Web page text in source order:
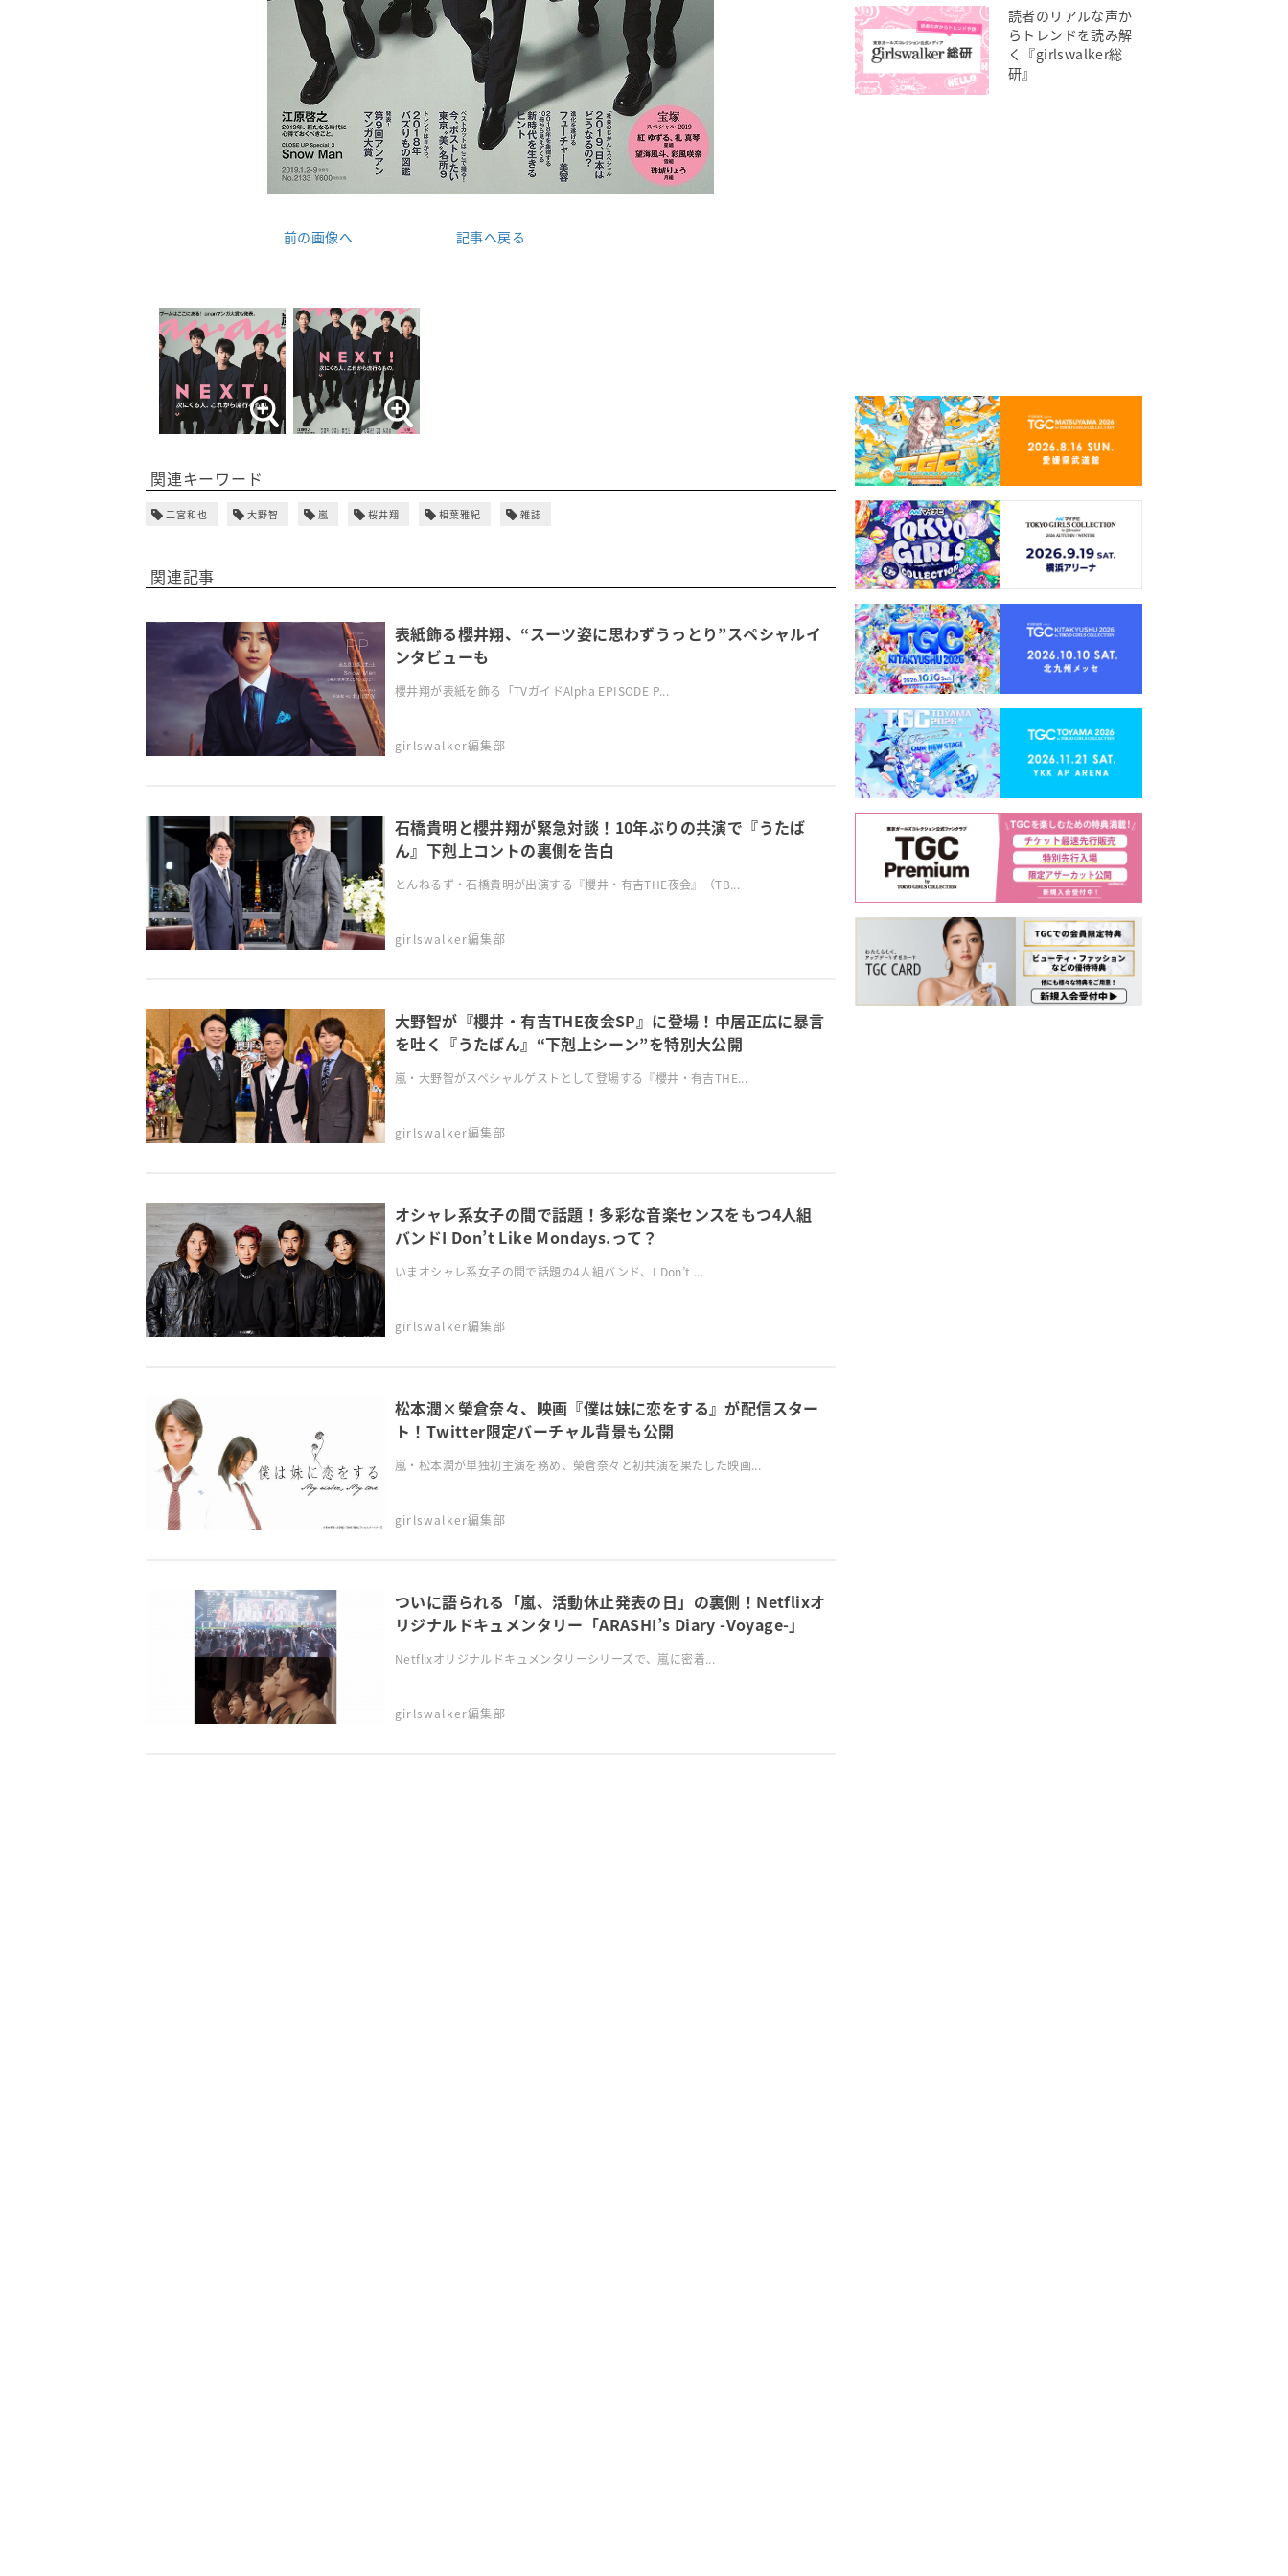
前の画像へ 記事へ戻る
関連キーワード
二宮和也 大野智 嵐 桜井翔 相葉雅紀 雑誌
関連記事
表紙飾る櫻井翔、“スーツ姿に思わずうっとり”スペシャルイ
ンタビューも
櫻井翔が表紙を飾る「TVガイドAlpha EPISODE P...
girlswalker編集部
石橋貴明と櫻井翔が緊急対談！10年ぶりの共演で『うたば
ん』下剋上コントの裏側を告白
とんねるず・石橋貴明が出演する『櫻井・有吉THE夜会』（TB...
girlswalker編集部
大野智が『櫻井・有吉THE夜会SP』に登場！中居正広に暴言
を吐く『うたばん』“下剋上シーン”を特別大公開
嵐・大野智がスペシャルゲストとして登場する『櫻井・有吉THE...
girlswalker編集部
オシャレ系女子の間で話題！多彩な音楽センスをもつ4人組
バンドI Don’t Like Mondays.って？
いまオシャレ系女子の間で話題の4人組バンド、I Don’t ...
girlswalker編集部
松本潤×榮倉奈々、映画『僕は妹に恋をする』が配信スター
ト！Twitter限定バーチャル背景も公開
嵐・松本潤が単独初主演を務め、榮倉奈々と初共演を果たした映画...
girlswalker編集部
ついに語られる「嵐、活動休止発表の日」の裏側！Netflixオ
リジナルドキュメンタリー「ARASHI’s Diary -Voyage-」
Netflixオリジナルドキュメンタリーシリーズで、嵐に密着...
girlswalker編集部
読者のリアルな声か
らトレンドを読み解
く『girlswalker総
研』